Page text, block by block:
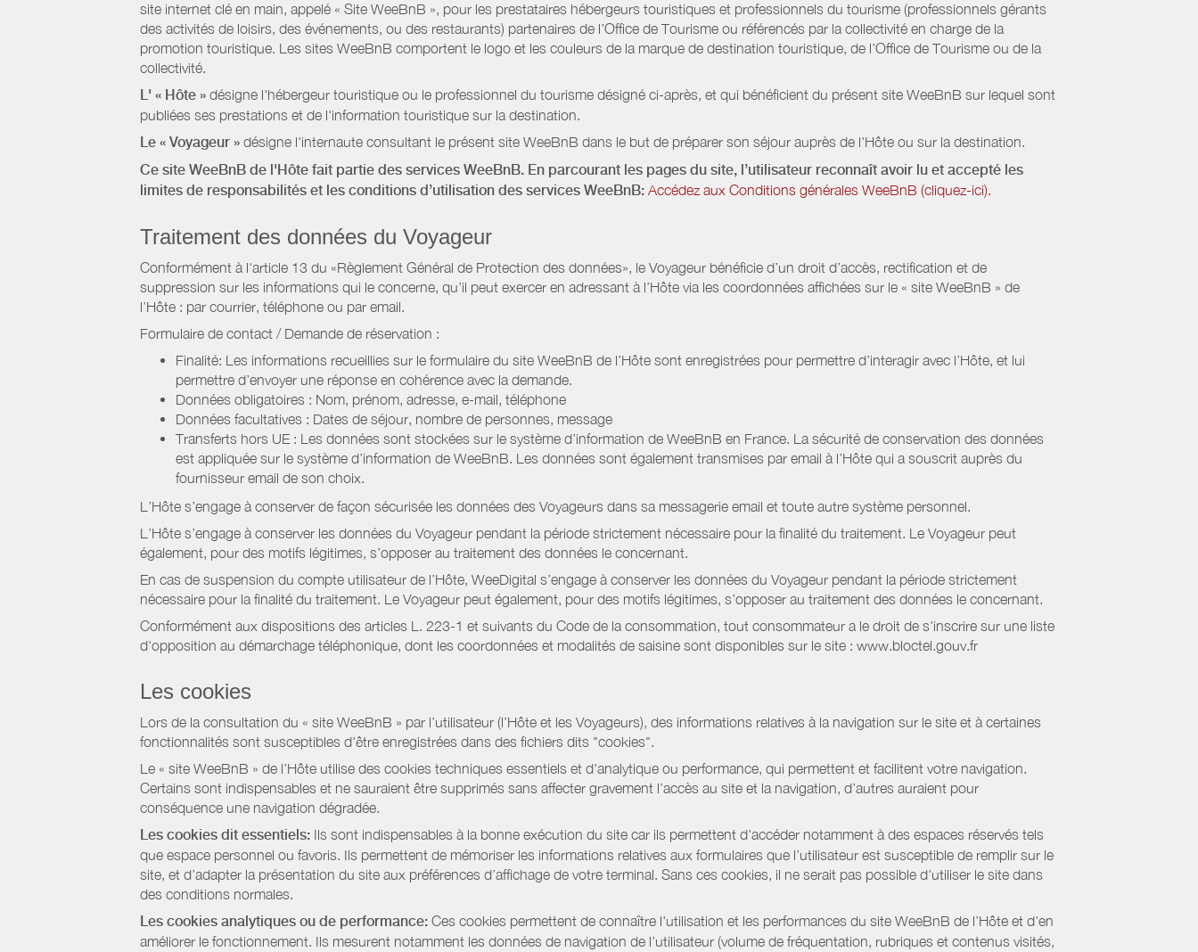
site internet clé en main, appelé « Site WeeBnB », pour les prestataires hébergeurs touristiques et professionnels du tourisme (professionnels gérants
des activités de loisirs, des événements, ou des restaurants) partenaires de l’Office de Tourisme ou référencés par la collectivité en charge de la
promotion touristique. Les sites WeeBnB comportent le logo et les couleurs de la marque de destination touristique, de l’Office de Tourisme ou de la
collectivité.
L' « Hôte » désigne l'hébergeur touristique ou le professionnel du tourisme désigné ci-après, et qui bénéficient du présent site WeeBnB sur lequel sont
publiées ses prestations et de l'information touristique sur la destination.
Le « Voyageur » désigne l'internaute consultant le présent site WeeBnB dans le but de préparer son séjour auprès de l'Hôte ou sur la destination.
Ce site WeeBnB de l'Hôte fait partie des services WeeBnB. En parcourant les pages du site, l’utilisateur reconnaît avoir lu et accepté les
limites de responsabilités et les conditions d’utilisation des services WeeBnB: Accédez aux Conditions générales WeeBnB (cliquez-ici).
Traitement des données du Voyageur
Conformément à l'article 13 du «Règlement Général de Protection des données», le Voyageur bénéficie d’un droit d’accès, rectification et de
suppression sur les informations qui le concerne, qu’il peut exercer en adressant à l’Hôte via les coordonnées affichées sur le « site WeeBnB » de
l’Hôte : par courrier, téléphone ou par email.
Formulaire de contact / Demande de réservation :
Finalité: Les informations recueillies sur le formulaire du site WeeBnB de l’Hôte sont enregistrées pour permettre d’interagir avec l’Hôte, et lui
permettre d’envoyer une réponse en cohérence avec la demande.
Données obligatoires : Nom, prénom, adresse, e-mail, téléphone
Données facultatives : Dates de séjour, nombre de personnes, message
Transferts hors UE : Les données sont stockées sur le système d’information de WeeBnB en France. La sécurité de conservation des données
est appliquée sur le système d’information de WeeBnB. Les données sont également transmises par email à l’Hôte qui a souscrit auprès du
fournisseur email de son choix.
L’Hôte s’engage à conserver de façon sécurisée les données des Voyageurs dans sa messagerie email et toute autre système personnel.
L’Hôte s’engage à conserver les données du Voyageur pendant la période strictement nécessaire pour la finalité du traitement. Le Voyageur peut
également, pour des motifs légitimes, s’opposer au traitement des données le concernant.
En cas de suspension du compte utilisateur de l’Hôte, WeeDigital s’engage à conserver les données du Voyageur pendant la période strictement
nécessaire pour la finalité du traitement. Le Voyageur peut également, pour des motifs légitimes, s’opposer au traitement des données le concernant.
Conformément aux dispositions des articles L. 223-1 et suivants du Code de la consommation, tout consommateur a le droit de s'inscrire sur une liste
d'opposition au démarchage téléphonique, dont les coordonnées et modalités de saisine sont disponibles sur le site : www.bloctel.gouv.fr
Les cookies
Lors de la consultation du « site WeeBnB » par l’utilisateur (l’Hôte et les Voyageurs), des informations relatives à la navigation sur le site et à certaines
fonctionnalités sont susceptibles d'être enregistrées dans des fichiers dits "cookies".
Le « site WeeBnB » de l’Hôte utilise des cookies techniques essentiels et d'analytique ou performance, qui permettent et facilitent votre navigation.
Certains sont indispensables et ne sauraient être supprimés sans affecter gravement l’accès au site et la navigation, d’autres auraient pour
conséquence une navigation dégradée.
Les cookies dit essentiels: Ils sont indispensables à la bonne exécution du site car ils permettent d'accéder notamment à des espaces réservés tels
que espace personnel ou favoris. Ils permettent de mémoriser les informations relatives aux formulaires que l’utilisateur est susceptible de remplir sur le
site, et d’adapter la présentation du site aux préférences d’affichage de votre terminal. Sans ces cookies, il ne serait pas possible d'utiliser le site dans
des conditions normales.
Les cookies analytiques ou de performance: Ces cookies permettent de connaître l'utilisation et les performances du site WeeBnB de l’Hôte et d'en
améliorer le fonctionnement. Ils mesurent notamment les données de navigation de l’utilisateur (volume de fréquentation, rubriques et contenus visités,